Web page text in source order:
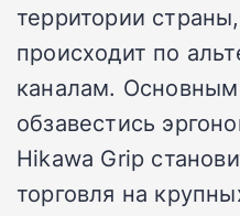
территории
происходит по
каналам.
обзавестись
Hikawa Grip
торговля на